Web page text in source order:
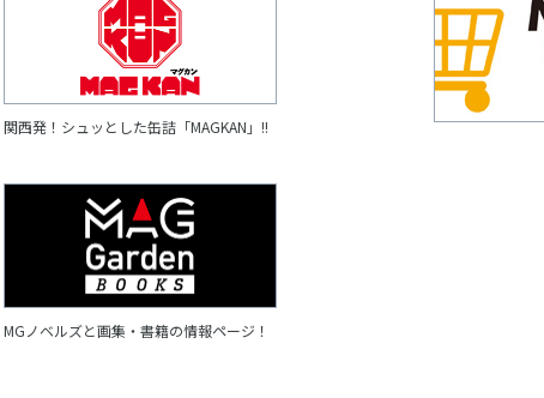
関西発！シュッとした缶詰「MAGKAN」!!
MGノベルズと画集・書籍の情報ページ！